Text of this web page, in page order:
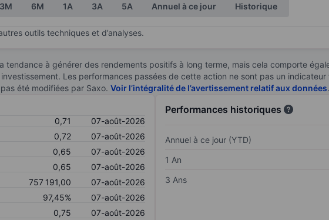
3M 6M 1A 3A 5A Annuel à ce jour Historique
outils techniques et d’analyses.
tendance à générer des rendements positifs à long terme, mais cela comporte
Les performances passées de cette action ne sont pas un
été modifiées par Saxo. Voir l’intégralité de l’avertissement relatif aux données.
0,71
07-août-2026
0,72
07-août-2026
0,65
07-août-2026
0,65
07-août-2026
757 191,00
07-août-2026
97,45%
07-août-2026
0,75
07-août-2026
Performances historiques
Annuel à ce jour (YTD)
1 An
3 Ans